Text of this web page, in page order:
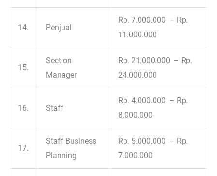
14. Penjual
Rp. 7.000.000 – Rp.
11.000.000
15.
Section
Manager
Rp. 21.000.000 – Rp.
24.000.000
16. Staff
Rp. 4.000.000 – Rp.
8.000.000
17.
Staff Business
Planning
Rp. 5.000.000 – Rp.
7.000.000